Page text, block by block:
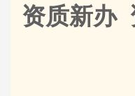
资质新办